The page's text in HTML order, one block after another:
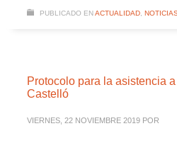
PUBLICADO EN ACTUALIDAD,
Protocolo para la asistencia
Castelló
VIERNES, 22 NOVIEMBRE 2019 POR